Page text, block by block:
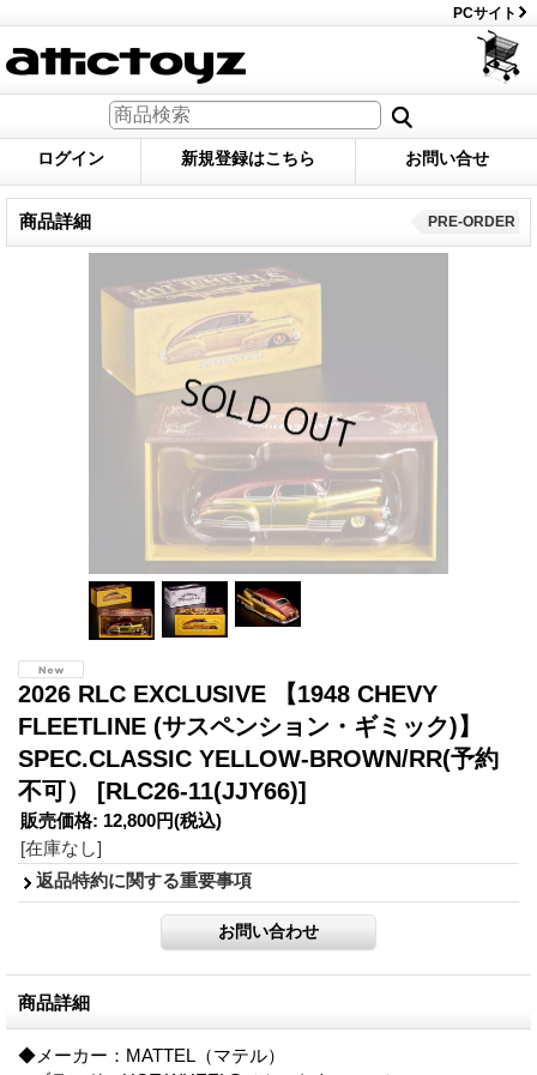
PCサイト
ログイン 新規登録はこちら お問い合せ
商品詳細 PRE-ORDER
2026 RLC EXCLUSIVE 【1948 CHEVY
FLEETLINE (サスペンション・ギミック)】
SPEC.CLASSIC YELLOW-BROWN/RR(予約
不可）
[RLC26-11(JJY66)]
販売価格: 12,800円(税込)
[在庫なし]
返品特約に関する重要事項
商品詳細
◆メーカー：MATTEL（マテル）